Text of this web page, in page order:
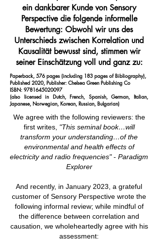
ein dankbarer Kunde von Sensory
Perspective die folgende informelle
Bewertung: Obwohl wir uns des
Unterschieds zwischen Korrelation und
Kausalität bewusst sind, stimmen wir
seiner Einschätzung voll und ganz zu:
Paperback, 576 pages (including 183 pages of Bibliography),
Published 2020, Publisher: Chelsea Green Publishing Co
ISBN: 9781645020097
(also licensed in Dutch, French, Spanish, German, Italian,
Japanese, Norwegian, Korean, Russian, Bulgarian)
We agree with the following reviewers: the
first writes, "This seminal book…will
transform your understanding…of the
environmental and health effects of
electricity and radio frequencies"- Paradigm
Explorer
And recently, in January 2023, a grateful
customer of Sensory Perspective wrote the
following informal review; while mindful of
the difference between correlation and
causation, we wholeheartedly agree with his
assessment: